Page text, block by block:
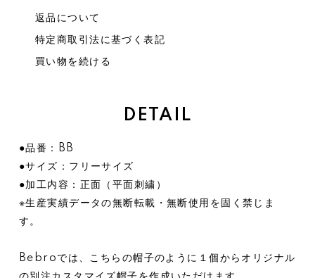
返品について
特定商取引法に基づく表記
買い物を続ける
DETAIL
●品番：BB
●サイズ：フリーサイズ
●加工内容：正面（平面刺繍）
※生産実績データの無断転載・無断使用を固く禁じま
す。
Bebroでは、こちらの帽子のように１個からオリジナル